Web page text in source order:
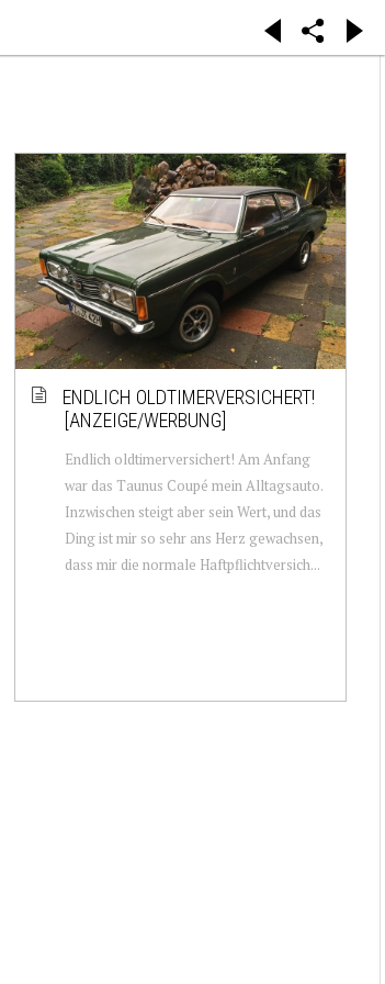
ENDLICH OLDTIMERVERSICHERT!
[ANZEIGE/WERBUNG]
Endlich oldtimerversichert! Am Anfang
war das Taunus Coupé mein Alltagsauto.
Inzwischen steigt aber sein Wert, und das
Ding ist mir so sehr ans Herz gewachsen,
dass mir die normale Haftpflichtversich...